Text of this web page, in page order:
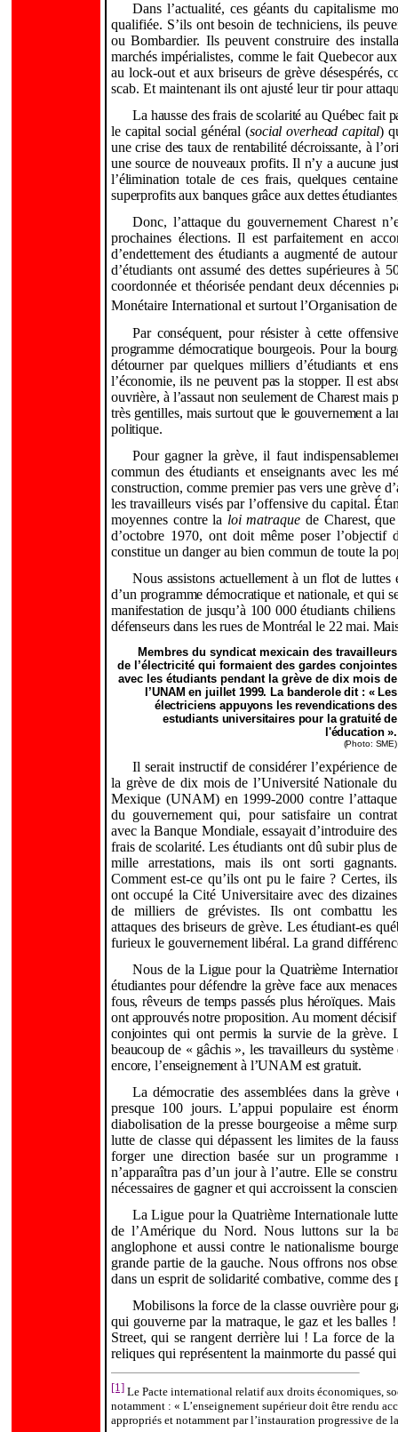
Dans l’actualité, ces géants du capitalisme
qualifiée. S’ils ont besoin de techniciens, ils
ou Bombardier. Ils peuvent construire des
marchés impérialistes, comme le fait Quebecor
au lock-out et aux briseurs de grève désespérés,
scab. Et maintenant ils ont ajusté leur tir pour
La hausse des frais de scolarité au Québec fait
le capital social général (social overhead capital)
une crise des taux de rentabilité décroissante, à
une source de nouveaux profits. Il n’y a aucune
l’élimination totale de ces frais, quelques
superprofits aux banques grâce aux dettes
Donc, l’attaque du gouvernement Charest
prochaines élections. Il est parfaitement en
d’endettement des étudiants a augmenté de
d’étudiants ont assumé des dettes supérieures
coordonnée et théorisée pendant deux
Monétaire International et surtout l’Organisation
Par conséquent, pour résister à cette
programme démocratique bourgeois. Pour la
détourner par quelques milliers d’étudiants et
l’économie, ils ne peuvent pas la stopper. Il est
ouvrière, à l’assaut non seulement de Charest
très gentilles, mais surtout que le gouvernement a
politique.
Pour gagner la grève, il faut
commun des étudiants et enseignants avec les
construction, comme premier pas vers une grève
les travailleurs visés par l’offensive du capital.
moyennes contre la loi matraquede Charest,
d’octobre 1970, ont doit même poser l’objectif
constitue un danger au bien commun de toute la
Nous assistons actuellement à un flot de
d’un programme démocratique et nationale, et qui
manifestation de jusqu’à 100 000 étudiants
défenseurs dans les rues de Montréal le 22 mai.
Membres du syndicat mexicain des travailleurs
de l’électricité qui formaient des gardes conjointes
avec les étudiants pendant la grève de dix mois de
l’UNAM en juillet 1999. La banderole dit : «Les
électriciens appuyons les revendications des
estudiants universitaires pour la gratuité de
l'éducation».
(Photo: SME)
Il serait instructif de considérer l’expérience de
la grève de dix mois de l’Université Nationale du
Mexique (UNAM) en 1999-2000 contre l’attaque
du gouvernement qui, pour satisfaire un contrat
avec la Banque Mondiale, essayait d’introduire des
frais de scolarité. Les étudiants ont dû subir plus de
mille arrestations, mais ils ont sorti gagnants.
Comment est-ce qu’ils ont pu le faire ? Certes, ils
ont occupé la Cité Universitaire avec des dizaines
de milliers de grévistes. Ils ont combattu les
attaques des briseurs de grève. Les étudiant-es
furieux le gouvernement libéral. La grand
Nous de la Ligue pour la Quatrième
étudiantes pour défendre la grève face aux
fous, rêveurs de temps passés plus héroïques.
ont approuvés notre proposition. Au moment
conjointes qui ont permis la survie de la grève.
beaucoup de « gâchis », les travailleurs du
encore, l’enseignement à l’UNAM est gratuit.
La démocratie des assemblées dans la
presque 100 jours. L’appui populaire est
diabolisation de la presse bourgeoise a même
lutte de classe qui dépassent les limites de la
forger une direction basée sur un programme
n’apparaîtra pas d’un jour à l’autre. Elle se
nécessaires de gagner et qui accroissent la
La Ligue pour la Quatrième Internationale
de l’Amérique du Nord. Nous luttons sur la
anglophone et aussi contre le nationalisme
grande partie de la gauche. Nous offrons nos
dans un esprit de solidarité combative, comme
Mobilisons la force de la classe ouvrière pour
qui gouverne par la matraque, le gaz et les
Street, qui se rangent derrière lui ! La force de
reliques qui représentent la mainmorte du passé
[1] Le Pacte international relatif aux droits économiques,
notamment : « L’enseignement supérieur doit être rendu
appropriés et notamment par l’instauration progressive